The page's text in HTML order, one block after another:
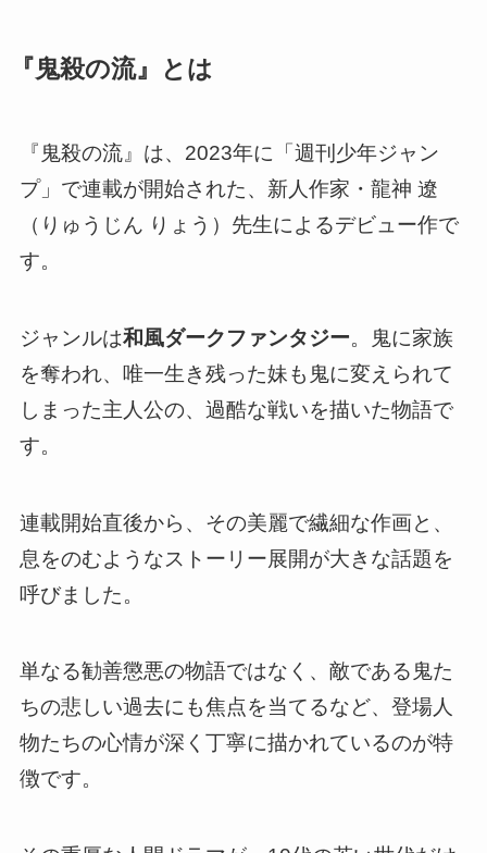
『鬼殺の流』とは
『鬼殺の流』は、2023年に「週刊少年ジャン
プ」で連載が開始された、新人作家・龍神 遼
（りゅうじん りょう）先生によるデビュー作で
す。
ジャンルは和風ダークファンタジー。鬼に家族
を奪われ、唯一生き残った妹も鬼に変えられて
しまった主人公の、過酷な戦いを描いた物語で
す。
連載開始直後から、その美麗で繊細な作画と、
息をのむようなストーリー展開が大きな話題を
呼びました。
単なる勧善懲悪の物語ではなく、敵である鬼た
ちの悲しい過去にも焦点を当てるなど、登場人
物たちの心情が深く丁寧に描かれているのが特
徴です。